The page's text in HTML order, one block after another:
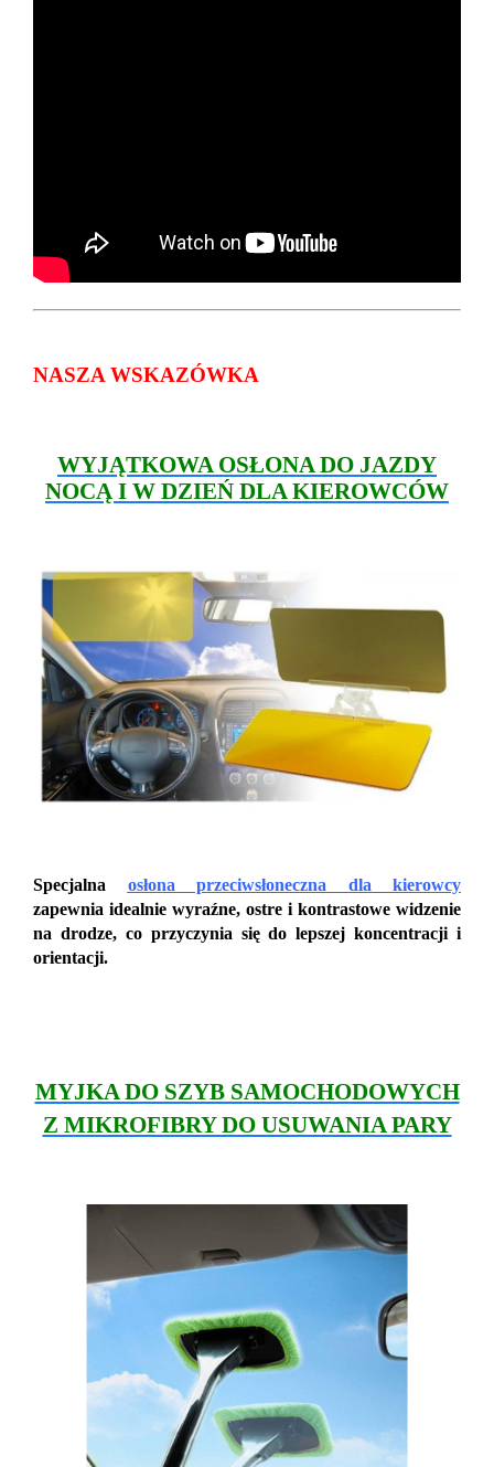
NASZA WSKAZÓWKA
WYJĄTKOWA OSŁONA DO JAZDY
NOCĄ I W DZIEŃ DLA KIEROWCÓW
Specjalna osłona przeciwsłoneczna dla kierowcy
zapewnia idealnie wyraźne, ostre i kontrastowe widzenie
na drodze, co przyczynia się do lepszej koncentracji i
orientacji.
MYJKA DO SZYB SAMOCHODOWYCH
Z MIKROFIBRY DO USUWANIA PARY